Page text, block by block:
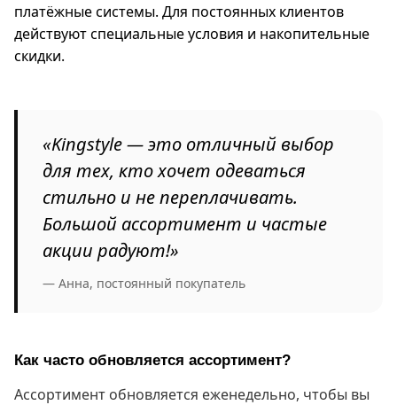
платёжные системы. Для постоянных клиентов
действуют специальные условия и накопительные
скидки.
«Kingstyle — это отличный выбор
для тех, кто хочет одеваться
стильно и не переплачивать.
Большой ассортимент и частые
акции радуют!»
— Анна, постоянный покупатель
Как часто обновляется ассортимент?
Ассортимент обновляется еженедельно, чтобы вы